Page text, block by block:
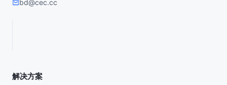
bd@cec.cc
解决方案